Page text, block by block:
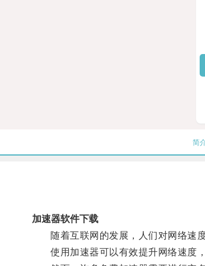
简
加速器软件下载
随着互联网的发展，人们对网络速度
使用加速器可以有效提升网络速度，